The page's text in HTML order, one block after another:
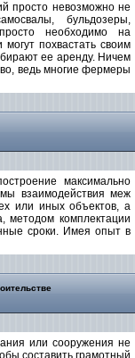
просто невозможно не
бульдозеры,
необходимо на
похвастать своим
ее аренду. Ничем
ведь многие фермеры
максимально
взаимодействия меж
или иных объектов, а
методом комплектации
сроки. Имея опыт в
или сооружения не
составить грамотный